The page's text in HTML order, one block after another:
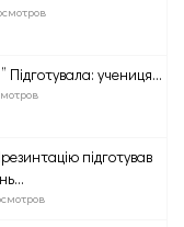
Підготувала: учениця...
підготував